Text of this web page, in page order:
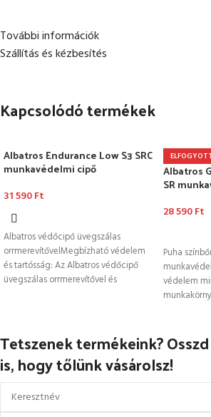
További információk
Szállítás és kézbesítés
Kapcsolódó termékek
Albatros Endurance Low S3 SRC
munkavédelmi cipő
31 590Ft
OPCIÓK VÁLASZTÁSA
Albatros védőcipő üvegszálas
orrmerevítővelMegbízható védelem
és tartósság: Az Albatros védőcipő
üvegszálas orrmerevítővel és
Albatros
SR
28 590Ft
Puha
védelem
comfit® AIR
Tetszenek termékeink?
is, hogy tőlünk vásárolsz!